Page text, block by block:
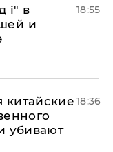
і" в
и
18:55
китайские
убивают
18:36